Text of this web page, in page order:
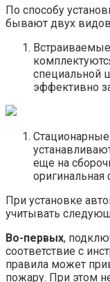
По способу
бывают двух
специальной
эффективно
еще на
При установке
учитывать
Во-первых,
соответствие с
правила может
пожару. При этом